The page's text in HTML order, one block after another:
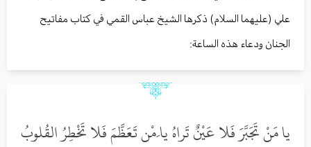
علي (عليهما السلام) ذكرها الشيخ عباس القمي في كتاب مفاتيح
الجنان ودعاء هذه الساعة:
يا مَنْ تَجَبَّرَ فَلا عَيْنٌ تَراهُ يا َمْن تَعَظَّمَ فَلا تَخْطِرُ القُلوبُ